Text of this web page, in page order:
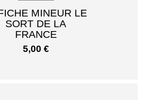
MINEUR LE
SORT DE LA
FRANCE
5,00 €